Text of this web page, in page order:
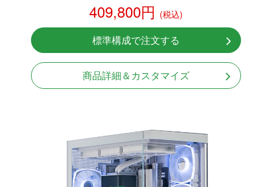
NVMeSSD 1TB
無線LAN Bluetooth対応
Windows11 Home 64bit
409,800円 (税込)
標準構成で注文する
商品詳細＆カスタマイズ